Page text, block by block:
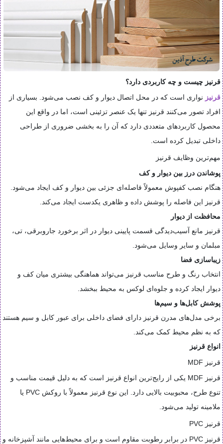
قرنیز چیست و چه کاربردی دارد؟
قرنیز نواری است که در محل اتصال دیوار و کف نصب می‌شود. بسیاری از
افراد تصور می‌کنند قرنیز تنها یک عنصر تزئینی است، اما در واقع این
محصول کاربردهای متعددی دارد که آن را به بخشی ضروری از طراحی
داخلی تبدیل کرده است.
مهم‌ترین وظایف قرنیز
پوشاندن درز بین دیوار و کف
هنگام نصب کفپوش معمولاً فاصله‌ای جزئی بین دیوار و کف ایجاد می‌شود.
قرنیز این فاصله را پوشش داده و ظاهری یکدست ایجاد می‌کند.
محافظت از دیوار
قرنیز مانع آسیب‌دیدگی قسمت پایینی دیوار در اثر برخورد جاروبرقی، تی،
مبلمان و سایر وسایل می‌شود.
زیباسازی فضا
انتخاب رنگ و طرح مناسب قرنیز می‌تواند هماهنگی بیشتری میان کف و
دیوار ایجاد کرده و جلوه‌ای لوکس به محیط ببخشد.
پوشش کابل‌ها و سیم‌ها
برخی مدل‌های مدرن قرنیز دارای فضای داخلی برای عبور کابل و سیم هستند
که به نظم محیط کمک می‌کند.
انواع قرنیز
قرنیز MDF
قرنیز MDF یکی از رایج‌ترین انواع قرنیز است که به دلیل قیمت مناسب و
تنوع طرح، محبوبیت بالایی دارد. این نوع قرنیز معمولاً با روکش PVC یا
ملامینه تولید می‌شود.
قرنیز PVC
قرنیز PVC در برابر رطوبت مقاوم است و برای محیط‌هایی مانند آشپزخانه و